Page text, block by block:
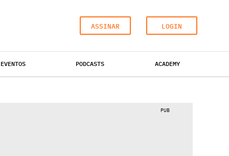
ASSINAR LOGIN
EVENTOS PODCASTS ACADEMY
PUB